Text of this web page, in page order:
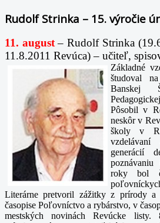
Rudolf Strinka – 15. výročie
11. august – Rudolf Strinka
11.8.2011 Revúca) – učiteľ,
Základné
študoval
Banskej
Pôsobil v
neskôr v
školy v
generácií
roky bol
Literárne pretvoril zážitky z prírody
časopise Poľovníctvo a rybárstvo, v
mestských novinách Revúcke